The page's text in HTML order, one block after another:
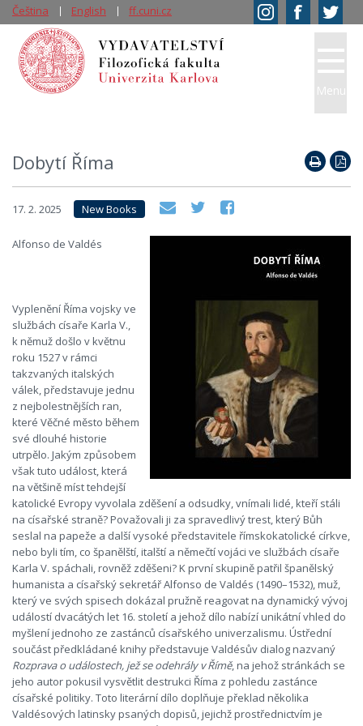
Dobytí Říma
17. 2. 2025 New Books
Alfonso de Valdés
Vyplenění Říma vojsky ve
službách císaře Karla V.,
k němuž došlo v květnu
roku 1527 v rámci
takzvaných italských
válek, představuje jednu
z nejbolestnějších ran,
které Věčné město během
své dlouhé historie
utrpělo. Jakým způsobem
však tuto událost, která
na většině míst tehdejší
katolické Evropy vyvolala zděšení a odsudky, vnímali lidé, kteří stáli
na císařské straně? Považovali ji za spravedlivý trest, který Bůh
seslal na papeže a další vysoké představitele římskokatolické církve,
nebo byli tím, co španělští, italští a němečtí vojáci ve službách císaře
Karla V. spáchali, rovněž zděšeni? K první skupině patřil španělský
humanista a císařský sekretář Alfonso de Valdés (1490–1532), muž,
který ve svých spisech dokázal pružně reagovat na dynamický vývoj
událostí dvacátých let 16. století a jehož dílo nabízí unikátní vhled do
myšlení jednoho ze zastánců císařského univerzalismu. Ústřední
součást předkládané knihy představuje Valdésův dialog nazvaný
Rozprava o událostech, jež se odehrály v Římě, na jehož stránkách se
jeho autor pokusil vysvětlit destrukci Říma z pohledu zastánce
císařské politiky. Toto literární dílo doplňuje překlad několika
Valdésových latinsky psaných dopisů, jejichž prostřednictvím je
Menu
Čeština English ff.cuni.cz